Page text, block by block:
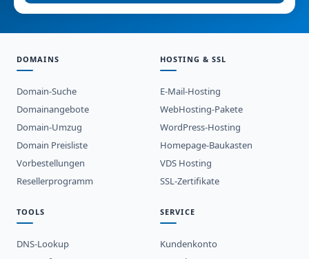
DOMAINS
Domain-Suche
Domainangebote
Domain-Umzug
Domain Preisliste
Vorbestellungen
Resellerprogramm
HOSTING & SSL
E-Mail-Hosting
WebHosting-Pakete
WordPress-Hosting
Homepage-Baukasten
VDS Hosting
SSL-Zertifikate
TOOLS
DNS-Lookup
SERVICE
Kundenkonto